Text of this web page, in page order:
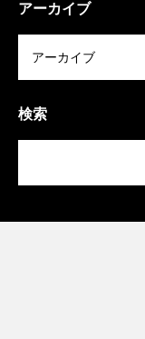
アーカイブ
検索